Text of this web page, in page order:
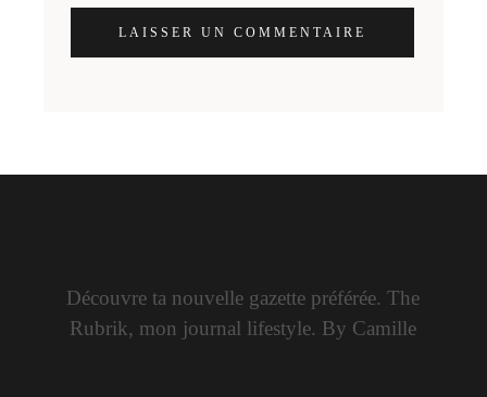
LAISSER UN COMMENTAIRE
Découvre ta nouvelle gazette préférée. The
Rubrik, mon journal lifestyle. By Camille